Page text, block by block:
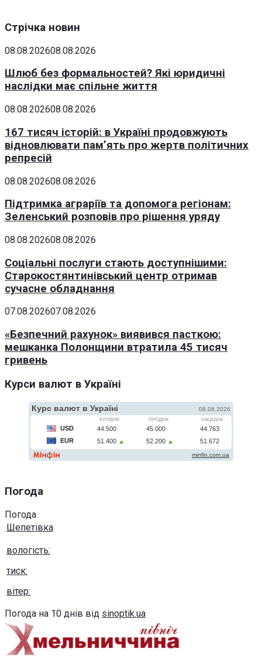
Стрічка новин
08.08.202608.08.2026
Шлюб без формальностей? Які юридичні
наслідки має спільне життя
08.08.202608.08.2026
167 тисяч історій: в Україні продовжують
відновлювати пам’ять про жертв політичних
репресій
08.08.202608.08.2026
Підтримка аграріїв та допомога регіонам:
Зеленський розповів про рішення уряду
08.08.202608.08.2026
Соціальні послуги стають доступнішими:
Старокостянтинівський центр отримав
сучасне обладнання
07.08.202607.08.2026
«Безпечний рахунок» виявився пасткою:
мешканка Полонщини втратила 45 тисяч
гривень
Курси валют в Україні
Погода
Погода
Шепетівка
вологість:
тиск:
вітер:
Погода на 10 днів від sinoptik.ua